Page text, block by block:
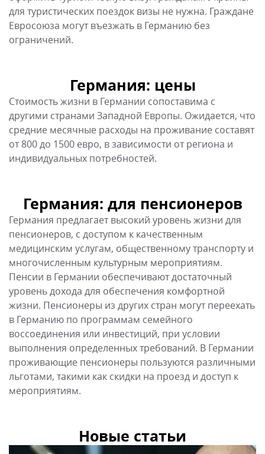
Германия: для пенсионеров
медицинским услугам, общественному транспорту и
многочисленным культурным мероприятиям.
Пенсии в Германии обеспечивают достаточный
уровень дохода для обеспечения комфортной
жизни. Пенсионеры из других стран могут переехать
в Германию по программам семейного
воссоединения или инвестиций, при условии
проживающие пенсионеры пользуются различными
льготами, такими как скидки на проезд и доступ к
мероприятиям.
Новые статьи